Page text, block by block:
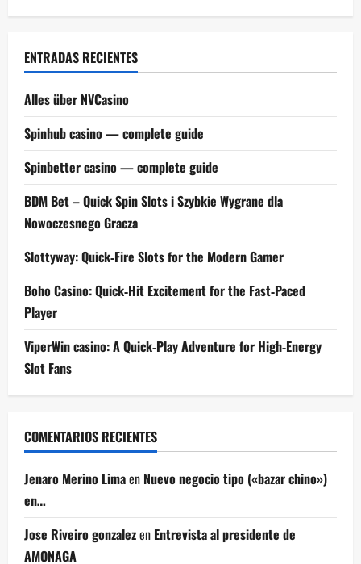
ENTRADAS RECIENTES
Alles über NVCasino
Spinhub casino — complete guide
Spinbetter casino — complete guide
BDM Bet – Quick Spin Slots i Szybkie Wygrane dla
Nowoczesnego Gracza
Slottyway: Quick‑Fire Slots for the Modern Gamer
Boho Casino: Quick‑Hit Excitement for the Fast‑Paced
Player
ViperWin casino: A Quick‑Play Adventure for High‑Energy
Slot Fans
COMENTARIOS RECIENTES
Jenaro Merino Limaen Nuevo negocio tipo («bazar chino»)
en…
Jose Riveiro gonzalezen Entrevista al presidente de
AMONAGA